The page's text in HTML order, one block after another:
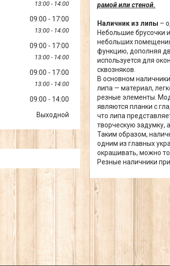
рамой или стеной.
Наличник из липы –
Небольшие брусочки
небольших
функцию, дополняя
используется для
сквозняков.
В основном
липа — материал,
резные элементы.
являются планки с
что липа
творческую задумку,
Таким образом,
одним из главных
окрашивать, можно
Резные наличники
13:00 14:00
09:00 17:00
13:00 14:00
09:00 17:00
13:00 14:00
09:00 17:00
13:00 14:00
09:00
14:00
Выходной